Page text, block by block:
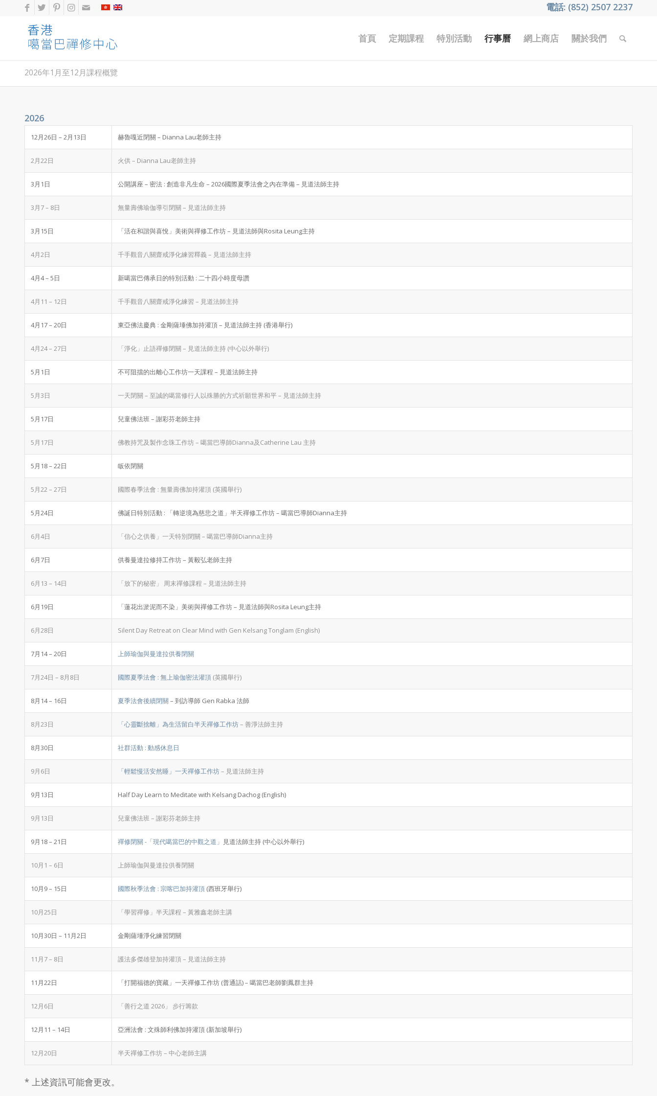
電話: (852) 2507 2237
首頁 定期課程 特別活動 行事曆 網上商店 關於我們
2026年1月至12月課程概覽
2026
12月26日 – 2月13日 赫魯嘎近閉關 – Dianna Lau老師主持
2月22日 火供 – Dianna Lau老師主持
3月1日 公開講座 – 密法 : 創造非凡生命 – 2026國際夏季法會之內在準備 – 見道法師主持
3月7 – 8日 無量壽佛瑜伽導引閉關 – 見道法師主持
3月15日 「活在和諧與喜悅」美術與禪修工作坊 – 見道法師與Rosita Leung主持
4月2日 千手觀音八關齋戒淨化練習釋義 – 見道法師主持
4月4 – 5日 新噶當巴傳承日的特別活動 : 二十四小時度母讚
4月11 – 12日 千手觀音八關齋戒淨化練習 – 見道法師主持
4月17 – 20日 東亞佛法慶典 : 金剛薩埵佛加持灌頂 – 見道法師主持 (香港舉行)
4月24 – 27日 「淨化」止語禪修閉關 – 見道法師主持 (中心以外舉行)
5月1日 不可阻擋的出離心工作坊一天課程 – 見道法師主持
5月3日 一天閉關 – 至誠的噶當修行人以殊勝的方式祈願世界和平 – 見道法師主持
5月17日 兒童佛法班 – 謝彩芬老師主持
5月17日 佛教持咒及製作念珠工作坊 – 噶當巴導師Dianna及Catherine Lau 主持
5月18 – 22日 皈依閉關
5月22 – 27日 國際春季法會 : 無量壽佛加持灌頂 (英國舉行)
5月24日 佛誕日特別活動 : 「轉逆境為慈悲之道」半天禪修工作坊 – 噶當巴導師Dianna主持
6月4日 「信心之供養」一天特別閉關 – 噶當巴導師Dianna主持
6月7日 供養曼達拉修持工作坊 – 黃毅弘老師主持
6月13 – 14日 「放下的秘密」 周末禪修課程 – 見道法師主持
6月19日 「蓮花出淤泥而不染」美術與禪修工作坊 – 見道法師與Rosita Leung主持
6月28日 Silent Day Retreat on Clear Mind with Gen Kelsang Tonglam (English)
7月14 – 20日 上師瑜伽與曼達拉供養閉關
7月24日 – 8月8日 國際夏季法會 : 無上瑜伽密法灌頂 (英國舉行)
8月14 – 16日 夏季法會後續閉關– 到訪導師 Gen Rabka 法師
8月23日 「心靈斷捨離」為生活留白半天禪修工作坊– 善淨法師主持
8月30日 社群活動 : 動感休息日
9月6日 「輕鬆慢活安然睡」一天禪修工作坊– 見道法師主持
9月13日 Half Day Learn to Meditate with Kelsang Dachog (English)
9月13日 兒童佛法班 – 謝彩芬老師主持
9月18 – 21日 禪修閉關 -「現代噶當巴的中觀之道」 見道法師主持 (中心以外舉行)
10月1 – 6日 上師瑜伽與曼達拉供養閉關
10月9 – 15日 國際秋季法會 : 宗喀巴加持灌頂 (西班牙舉行)
10月25日 「學習禪修」半天課程 – 黃雅鑫老師主講
10月30日 – 11月2日 金剛薩埵淨化練習閉關
11月7 – 8日 護法多傑雄登加持灌頂 – 見道法師主持
11月22日 「打開福德的寶藏」一天禪修工作坊 (普通話) – 噶當巴老師劉鳳群主持
12月6日 「善行之道 2026」 步行籌款
12月11 – 14日 亞洲法會 : 文殊師利佛加持灌頂 (新加坡舉行)
12月20日 半天禪修工作坊 – 中心老師主講
* 上述資訊可能會更改。